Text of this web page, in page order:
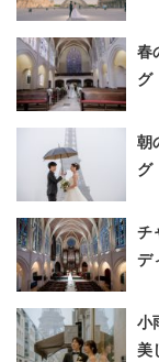
春
グ
朝
グ
チ
デ
小
美